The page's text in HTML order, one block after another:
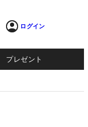
ログイン
プレゼント